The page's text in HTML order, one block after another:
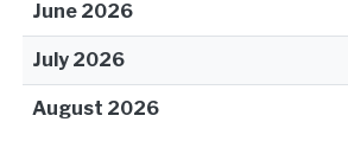
June 2026
July 2026
August 2026